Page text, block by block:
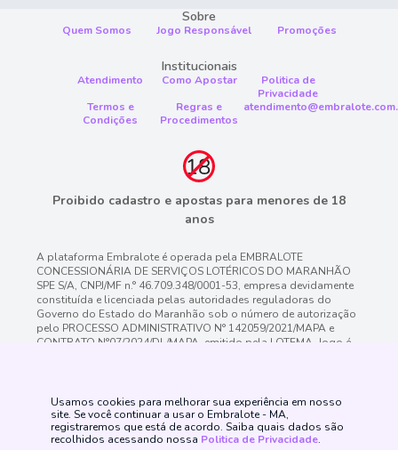
Usamos cookies para melhorar sua experiência em nosso
site. Se você continuar a usar o Embralote - MA,
registraremos que está de acordo. Saiba quais dados são
recolhidos acessando nossa Politica de Privacidade.
Sobre
Quem Somos Jogo Responsável Promoções
Institucionais
Atendimento Como Apostar
Politica de
Privacidade
Termos e
Condições
Regras e
Procedimentos
Proibido cadastro e apostas para menores de 18
anos
A plataforma Embralote é operada pela EMBRALOTE
CONCESSIONÁRIA DE SERVIÇOS LOTÉRICOS DO MARANHÃO
SPE S/A, CNPJ/MF n.° 46.709.348/0001-53, empresa devidamente
constituída e licenciada pelas autoridades reguladoras do
Governo do Estado do Maranhão sob o número de autorização
pelo PROCESSO ADMINISTRATIVO N° 142059/2021/MAPA e
CONTRATO N°07/2024/DL/MAPA. emitido pela LOTEMA. Jogo é
ferramentas disponíveis. Jogue com responsabilidade.